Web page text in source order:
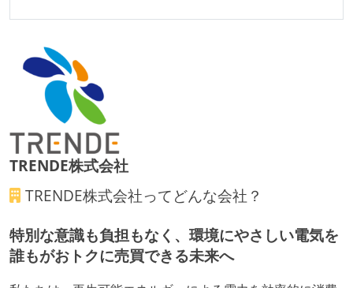
ワークフローの整備
全てのコードをバージョン管理ツールで管理している
各メンバーが実装したコードのマージは Pull Request
ベースで行われる
自動（＝システム化され、1コマンドで実行できる）
コードによるインフラ構成管理（Infrastructure as
Code）の環境が整備されている
オープンな情報共有
TRENDE株式会社
TRENDE株式会社ってどんな会社？
特別な意識も負担もなく、環境にやさしい電気を
誰もがおトクに売買できる未来へ